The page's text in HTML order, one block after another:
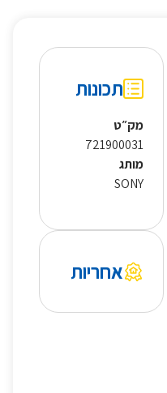
תכונות
מק״ט
721900031
מותג
SONY
אחריות